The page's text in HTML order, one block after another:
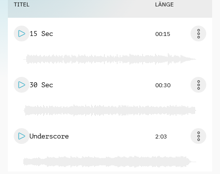
TITEL LÄNGE
15 Sec 00:15
30 Sec 00:30
Underscore 2:03